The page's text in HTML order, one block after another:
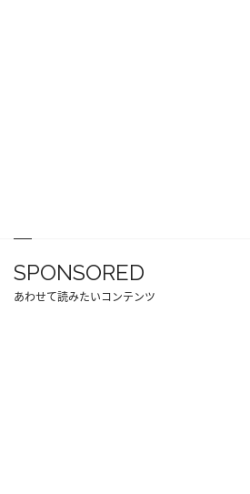
SPONSORED
あわせて読みたいコンテンツ